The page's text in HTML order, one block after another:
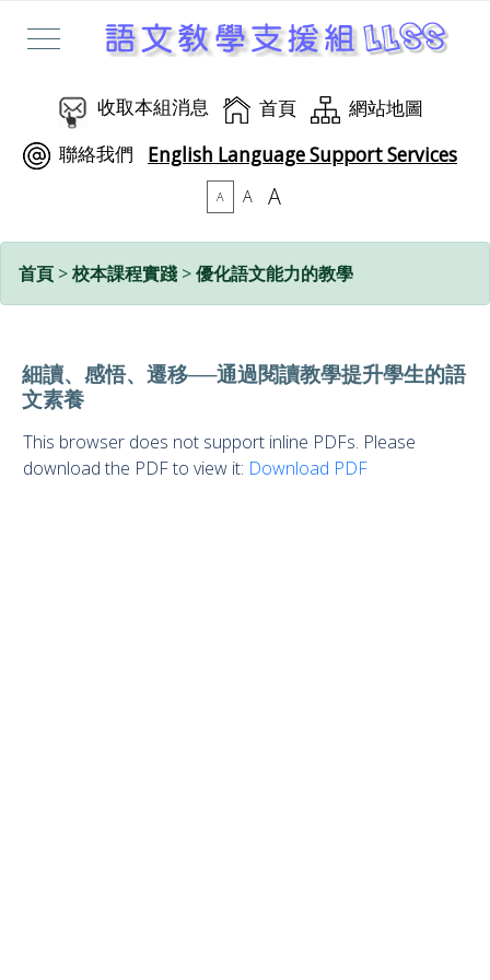
收取本組消息 首頁
網站地圖
聯絡我們
English Language Support Services
A A A
首頁 >校本課程實踐 >優化語文能力的教學
細讀、感悟、遷移──通過閱讀教學提升學生的語
文素養
This browser does not support inline PDFs. Please
download the PDF to view it: Download PDF